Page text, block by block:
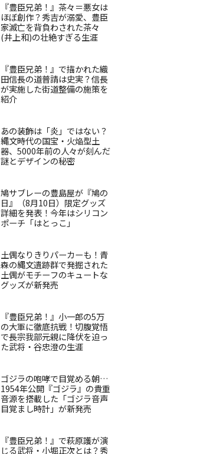
『豊臣兄弟！』茶々＝悪女は
ほぼ創作？秀吉が溺愛、豊臣
家滅亡を背負わされた茶々
(井上和)の壮絶すぎる生涯
『豊臣兄弟！』で描かれた織
田信長の道普請は史実？信長
が実施した街道整備の施策を
紹介
あの装飾は「炎」ではない？
縄文時代の国宝・火焔型土
器、5000年前の人々が刻んだ
謎とデザインの秘密
鳩サブレーの豊島屋が『鳩の
日』（8月10日）限定グッズ
詳細を発表！今年はシリコン
ポーチ「はとっこ」
土偶なりきりパーカーも！青
森の縄文遺跡群で発掘された
土偶がモチーフのキュートな
グッズが新発売
『豊臣兄弟！』小一郎の5万
の大軍に徹底抗戦！切腹覚悟
で長宗我部元親に降伏を迫っ
た武将・谷忠澄の生涯
ゴジラの咆哮で目覚める朝…
1954年公開『ゴジラ』の貴重
音源を搭載した「ゴジラ音声
目覚まし時計」が新発売
『豊臣兄弟！』で萩原護が演
じる武将・小堀正次とは？秀